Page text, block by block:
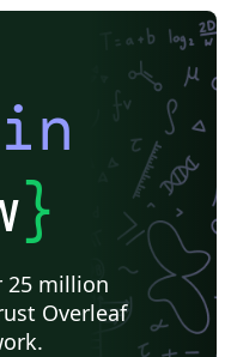
}
25 million
Overleaf